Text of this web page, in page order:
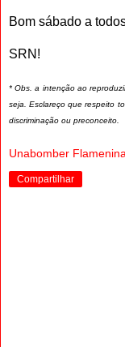
Bom sábado a
SRN!
* Obs. a intenção ao
seja. Esclareço que respeito
discriminação ou preconceito.
Unabomber
Compartilhar